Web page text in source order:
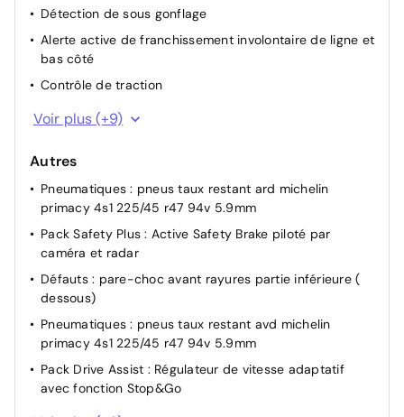
Détection de sous gonflage
Alerte active de franchissement involontaire de ligne et
bas côté
Contrôle de traction
ABS
Frein de stationnement électrique
Ceintures de sécurité AV 3 points à enrouleur, avec
prétensionneurs et limiteurs d'effort
Allumage automatique des feux de croisement
Active Safety Brake (freinage automatique d'urgence)
Airbags frontaux conducteur et passager adaptatifs
(passager neutralisable par clé), airbags latéraux
conducteur et passager AV.airbags rideaux de tête
aux places AV/AR
Pare-brise teinté feuilleté acoustique
ESP avec fonction Hill Assist (Aide au démarrage en
Voir plus (+9)
Autres
Pneumatiques : pneus taux restant ard michelin
primacy 4s1 225/45 r47 94v 5.9mm
Pack Safety Plus : Active Safety Brake piloté par
caméra et radar
Défauts : pare-choc avant rayures partie inférieure (
dessous)
Pneumatiques : pneus taux restant avd michelin
primacy 4s1 225/45 r47 94v 5.9mm
Pack Drive Assist : Régulateur de vitesse adaptatif
avec fonction Stop&Go